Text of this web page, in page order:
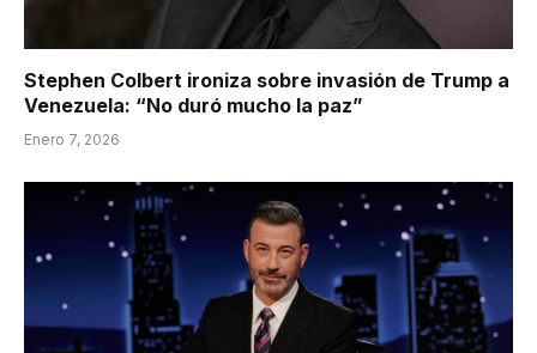
Stephen Colbert ironiza sobre invasión de Trump a
Venezuela: “No duró mucho la paz”
Enero 7, 2026